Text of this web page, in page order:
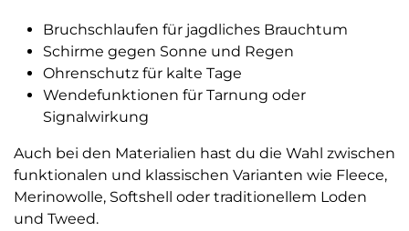
Bruchschlaufen für jagdliches Brauchtum
Schirme gegen Sonne und Regen
Ohrenschutz für kalte Tage
Wendefunktionen für Tarnung oder
Signalwirkung
Auch bei den Materialien hast du die Wahl zwischen
funktionalen und klassischen Varianten wie Fleece,
Merinowolle, Softshell oder traditionellem Loden
und Tweed.